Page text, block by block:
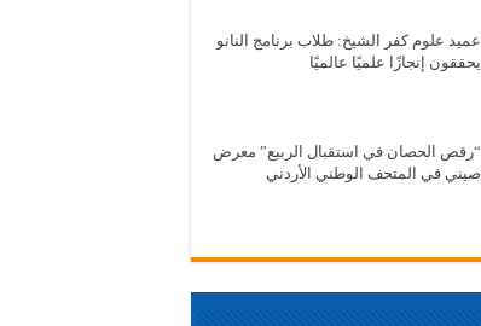
عميد علوم كفر الشيخ: طلاب برنامج النانو
يحققون إنجازًا علميًا عالميًا
“رقص الحصان في استقبال الربيع” معرض
صيني في المتحف الوطني الأردني